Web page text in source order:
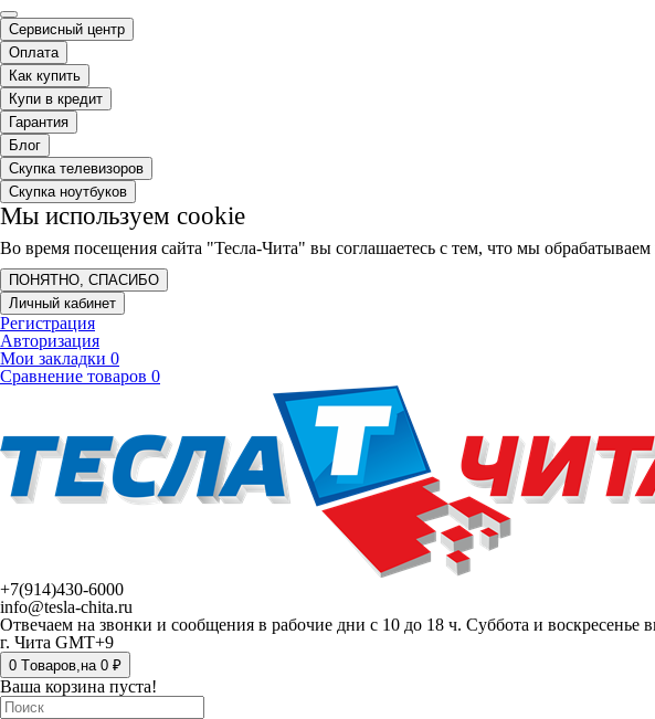
Сервисный центр
Оплата
Как купить
Купи в кредит
Гарантия
Блог
Скупка телевизоров
Скупка ноутбуков
Мы используем cookie
Во время посещения сайта "Тесла-Чита" вы соглашаетесь с тем, что мы
ПОНЯТНО, СПАСИБО
Личный кабинет
Регистрация
Авторизация
Мои закладки 0
Сравнение товаров 0
+7(914)430-6000
info@tesla-chita.ru
Отвечаем на звонки и сообщения в рабочие дни с 10 до 18 ч. Суббота и воскресенье
г. Чита GMT+9
0 Tоваров,на 0 ₽
Ваша корзина пуста!